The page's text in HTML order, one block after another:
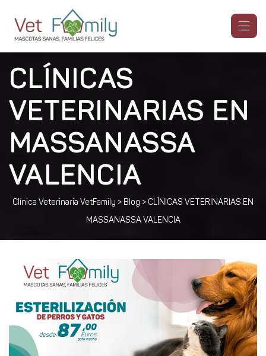
CLÍNICAS
VETERINARIAS EN
MASSANASSA
VALENCIA
Clínica Veterinaria VetFamily > Blog > CLÍNICAS VETERINARIAS EN
MASSANASSA VALENCIA